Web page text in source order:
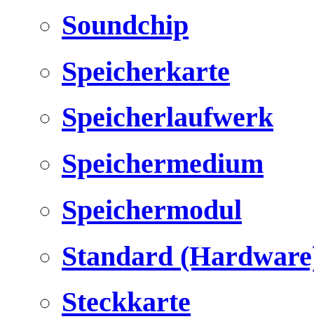
Soundchip
Speicherkarte
Speicherlaufwerk
Speichermedium
Speichermodul
Standard
Steckkarte